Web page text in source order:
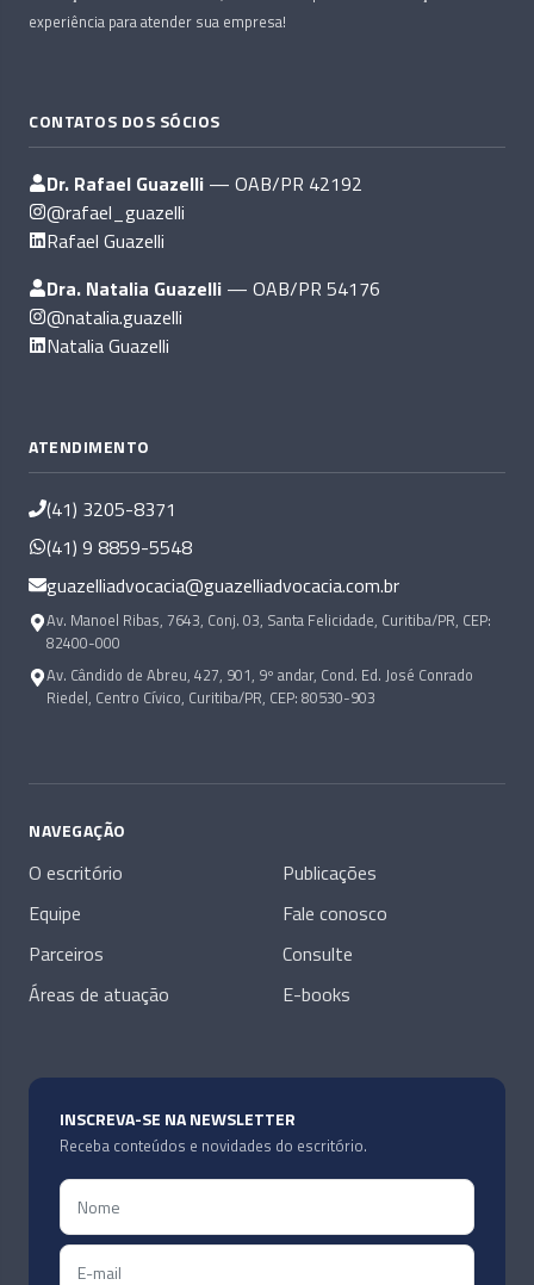
experiência para atender sua empresa!
CONTATOS DOS SÓCIOS
Dr. Rafael Guazelli — OAB/PR 42192
@rafael_guazelli
Rafael Guazelli
Dra. Natalia Guazelli — OAB/PR 54176
@natalia.guazelli
Natalia Guazelli
ATENDIMENTO
(41) 3205-8371
(41) 9 8859-5548
guazelliadvocacia@guazelliadvocacia.com.br
Av. Manoel Ribas, 7643, Conj. 03, Santa Felicidade, Curitiba/PR, CEP:
82400-000
Av. Cândido de Abreu, 427, 901, 9º andar, Cond. Ed. José Conrado
Riedel, Centro Cívico, Curitiba/PR, CEP: 80530-903
NAVEGAÇÃO
O escritório
Equipe
Parceiros
Áreas de atuação
Publicações
Fale conosco
Consulte
E-books
INSCREVA-SE NA NEWSLETTER
Receba conteúdos e novidades do escritório.